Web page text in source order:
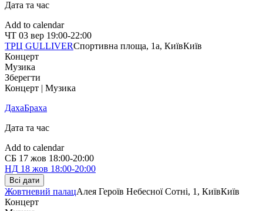
Дата та час
Add to calendar
ЧТ 03 вер 19:00-22:00
ТРЦ GULLIVERСпортивна площа, 1a, КиївКиїв
Концерт
Музика
Зберегти
Концерт | Музика
ДахаБраха
Дата та час
Add to calendar
СБ 17 жов 18:00-20:00
НД 18 жов 18:00-20:00
Всі дати
Жовтневий палацАлея Героїв Небесної Сотні, 1, КиївКиїв
Концерт